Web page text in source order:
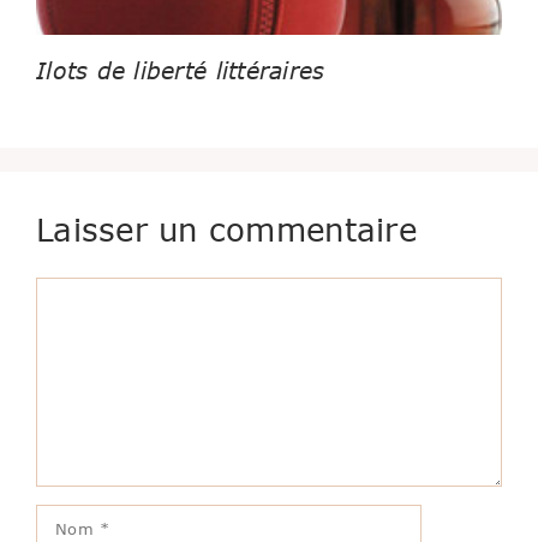
Ilots de liberté littéraires
Laisser un commentaire